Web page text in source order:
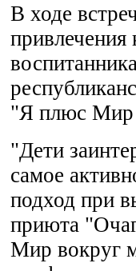
В ходе
привлечения
"Я плюс Мир
"Дети
самое
подход при
приюта
Мир вокруг